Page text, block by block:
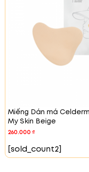
Miếng Dán má
My Skin Beige
260.000₫
[sold_count2]